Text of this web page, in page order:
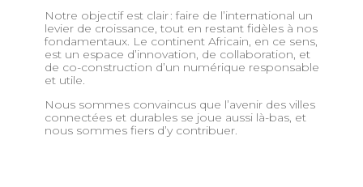
Notre objectif est clair : faire de l’international un
levier de croissance, tout en restant fidèles à nos
fondamentaux. Le continent Africain, en ce sens,
est un espace d’innovation, de collaboration, et
de co-construction d’un numérique responsable
et utile.
Nous sommes convaincus que l’avenir des villes
connectées et durables se joue aussi là-bas, et
nous sommes fiers d’y contribuer.